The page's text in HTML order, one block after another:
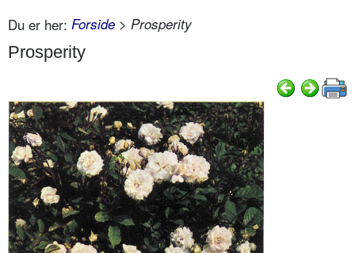
Du er her: Forside > Prosperity
Prosperity